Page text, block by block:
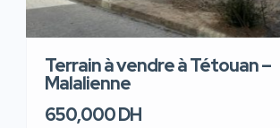
Terrain à vendre à Tétouan –
Malalienne
650,000 DH